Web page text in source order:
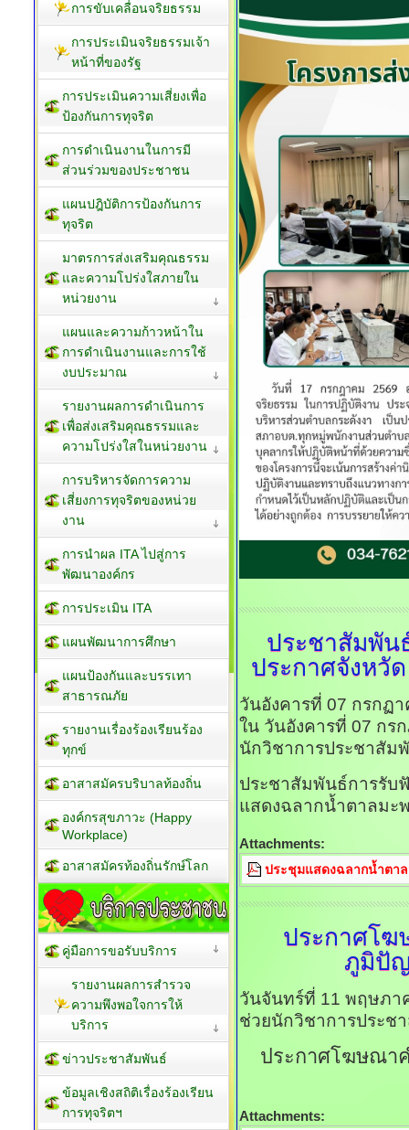
ประชาสัมพัน
ประกาศจังหวัด
วันอังคารที่ 07 กรกฏ
ใน วันอังคารที่ 07 กร
นักวิชาการประชาสัม
ประชาสัมพันธ์การรับ
แสดงฉลากน้ำตาลมะ
Attachments:
ประชุมแสดงฉลากน้ำตา
ประกาศโ
ภูมิปั
วันจันทร์ที่ 11 พฤษภา
ช่วยนักวิชาการประช
ประกาศโฆษณา
Attachments:
การขับเคลื่อนจริยธรรม
การประเมินจริยธรรมเจ้า
หน้าที่ของรัฐ
การประเมินความเสี่ยงเพื่อ
ป้องกันการทุจริต
การดำเนินงานในการมี
ส่วนร่วมของประชาชน
แผนปฎิบัติการป้องกันการ
ทุจริต
มาตรการส่งเสริมคุณธรรม
และความโปร่งใสภายใน
หน่วยงาน
แผนและความก้าวหน้าใน
การดำเนินงานและการใช้
งบประมาณ
รายงานผลการดำเนินการ
เพื่อส่งเสริมคุณธรรมและ
ความโปร่งใสในหน่วยงาน
การบริหารจัดการความ
เสี่ยงการทุจริตของหน่วย
งาน
การนำผล ITA ไปสู่การ
พัฒนาองค์กร
การประเมิน ITA
แผนพัฒนาการศึกษา
แผนป้องกันและบรรเทา
สาธารณภัย
รายงานเรื่องร้องเรียนร้อง
ทุกข์
อาสาสมัครบริบาลท้องถิ่น
องค์กรสุขภาวะ (Happy
Workplace)
อาสาสมัครท้องถิ่นรักษ์โลก
คู่มือการขอรับบริการ
รายงานผลการสำรวจ
ความพึงพอใจการให้
บริการ
ข่าวประชาสัมพันธ์
ข้อมูลเชิงสถิติเรื่องร้องเรียน
การทุจริตฯ